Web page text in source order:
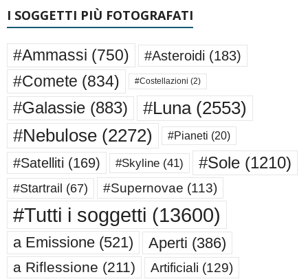
I SOGGETTI PIÙ FOTOGRAFATI
#Ammassi (750) #Asteroidi (183)
#Comete (834) #Costellazioni (2)
#Galassie (883) #Luna(2553)
#Nebulose (2272) #Pianeti (20)
#Satelliti (169) #Skyline (41) #Sole (1210)
#Startrail (67) #Supernovae (113)
#Tutti i soggetti (13600)
a Emissione (521) Aperti (386)
a Riflessione (211) Artificiali (129)